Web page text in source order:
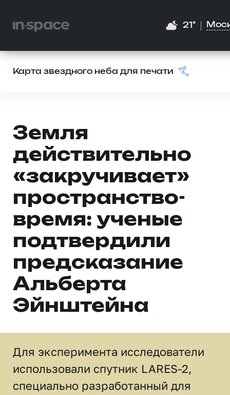
21°
Карта звездного неба для печати
Земля
действительно
«закручивает»
пространство-
время: ученые
подтвердили
предсказание
Альберта
Эйнштейна
Для эксперимента исследователи
использовали спутник LARES-2,
специально разработанный для